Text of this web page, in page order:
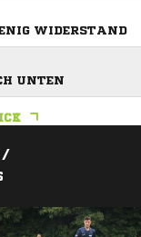
WIDERSTAND
UNTEN
/